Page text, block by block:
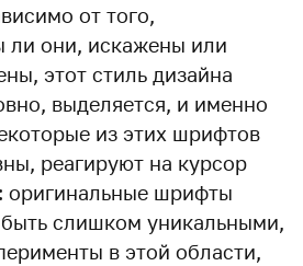
от того,
ли они, искажены или
этот стиль дизайна
выделяется, и именно
из этих шрифтов
реагируют на курсор
шрифты
быть слишком уникальными,
в этой области,